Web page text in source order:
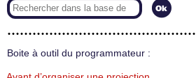
Boite à outil du programmateur :